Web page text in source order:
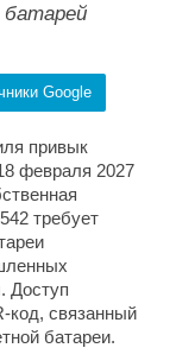
Google
привык
февраля 2027
требует
Доступ
код, связанный
батареи.